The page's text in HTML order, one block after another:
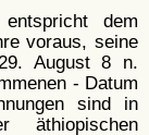
dem
voraus, seine
August 8 n.
- Datum
sind in
äthiopischen